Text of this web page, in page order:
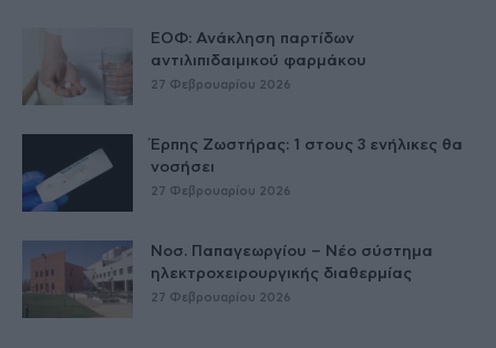
ΕΟΦ: Ανάκληση παρτίδων
αντιλιπιδαιμικού φαρμάκου
27 Φεβρουαρίου 2026
Έρπης Ζωστήρας: 1 στους 3 ενήλικες θα
νοσήσει
27 Φεβρουαρίου 2026
Νοσ. Παπαγεωργίου – Νέο σύστημα
ηλεκτροχειρουργικής διαθερμίας
27 Φεβρουαρίου 2026